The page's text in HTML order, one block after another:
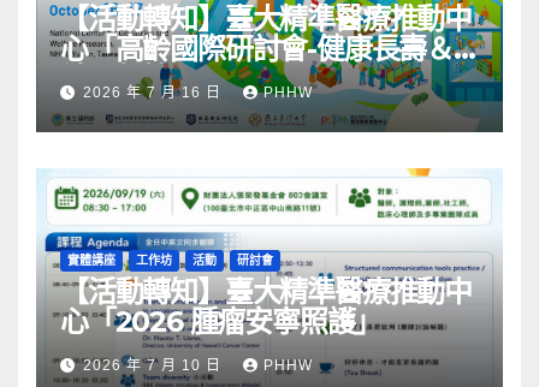
【活動轉知】臺大精準醫療推動中
心「高齡國際研討會-健康長壽＆
社區韌性」
2026 年 7 月 16 日 PHHW
實體講座 工作坊 活動 研討會
【活動轉知】臺大精準醫療推動中
心「2026 腫瘤安寧照護」
2026 年 7 月 10 日 PHHW